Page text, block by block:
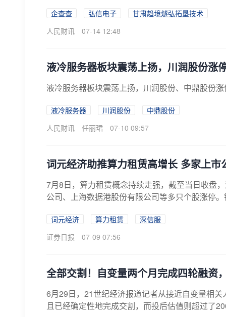
企查查 弘信电子
甘肃趋境燧弘拓垦技术
人民财讯
07-14 12:48
液冷服务器板块震荡上扬，川润股份涨
液冷服务器板块震荡上扬，川润股份、中鼎股份
液冷服务器 川润股份
中鼎股份
人民财讯
任丽珺 07-10 09:57
词元经济助推算力租赁高增长 多家上市
7月8日，算力租赁概念持续走强，截至当日收盘
公司、上海数据港股份有限公司等多只个股涨停
词元经济 算力租赁
深信服
证券日报
07-09 07:56
全部交割！自变量两个月完成四轮融资
6月29日，21世纪经济报道记者从接近自变量相
且已经确定性地完成交割，而投后估值则超过了